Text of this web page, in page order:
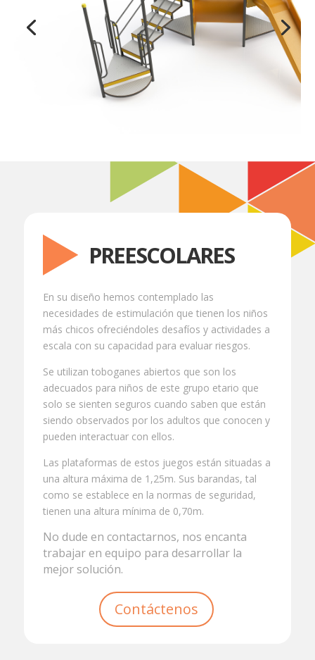
PREESCOLARES
En su diseño hemos contemplado las
necesidades de estimulación que tienen los niños
más chicos ofreciéndoles desafíos y actividades a
escala con su capacidad para evaluar riesgos.
Se utilizan toboganes abiertos que son los
adecuados para niños de este grupo etario que
solo se sienten seguros cuando saben que están
siendo observados por los adultos que conocen y
pueden interactuar con ellos.
Las plataformas de estos juegos están situadas a
una altura máxima de 1,25m. Sus barandas, tal
como se establece en la normas de seguridad,
tienen una altura mínima de 0,70m.
No dude en contactarnos, nos encanta
trabajar en equipo para desarrollar la
mejor solución.
Contáctenos